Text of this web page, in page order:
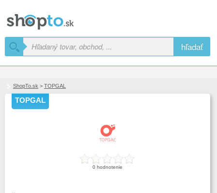
hľadať
ShopTo.sk > TOPGAL
TOPGAL
0 hodnotenie